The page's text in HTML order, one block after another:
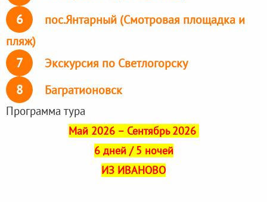
6
пос.Янтарный (Смотровая площадка и
пляж)
7 Экскурсия по Светлогорску
8 Багратионовск
Программа тура
Май 2026 – Сентябрь 2026
6 дней / 5 ночей
ИЗ ИВАНОВО